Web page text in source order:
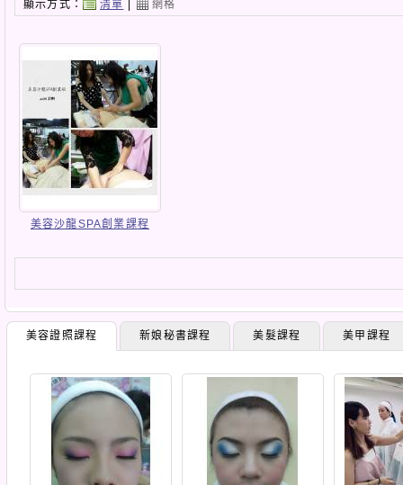
顯示方式： 清單 | 網格
美容沙龍SPA創業課程
美容證照課程 新娘秘書課程 美髮課程 美甲課程